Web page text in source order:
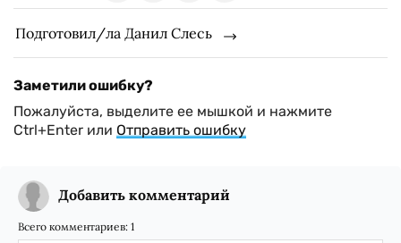
Подготовил/ла Данил Слесь
Заметили ошибку?
Пожалуйста, выделите ее мышкой и нажмите
Ctrl+Enter или Отправить ошибку
Добавить комментарий
Всего комментариев: 1